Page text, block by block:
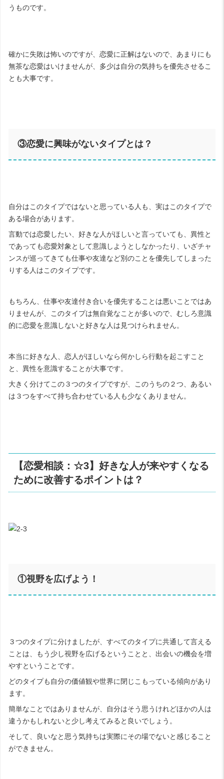
うものです。
確かに失敗は怖いのですが、恋愛に正解はないので、あまりにも
無茶な恋愛はいけませんが、多少は自分の気持ちを優先させるこ
とも大事です。
③恋愛に興味がないタイプとは？
自分はこのタイプではないと思っている人も、実はこのタイプで
ある場合があります。
言動では恋愛したい、好きな人がほしいと言っていても、異性と
であっても恋愛対象として意識しようとしなかったり、いざチャ
ンスが巡ってきても仕事や友達など別のことを優先してしまった
りする人はこのタイプです。
もちろん、仕事や友達付き合いを優先することは悪いことではあ
りませんが、このタイプは無自覚なことが多いので、むしろ意識
的に恋愛を意識しないと好きな人は見つけられません。
本当に好きな人、恋人がほしいなら何かしら行動を起こすこと
と、異性を意識することが大事です。
大きく分けてこの３つのタイプですが、このうちの２つ、あるい
は３つをすべて持ち合わせている人も少なくありません。
【恋愛相談：☆3】好きな人が来やすくなる
ために改善するポイントは？
①視野を広げよう！
３つのタイプに分けましたが、すべてのタイプに共通して言える
ことは、もう少し視野を広げるということと、出会いの機会を増
やすということです。
どのタイプも自分の価値観や世界に閉じこもっている傾向があり
ます。
簡単なことではありませんが、自分はそう思うけれどほかの人は
違うかもしれないと少し考えてみると良いでしょう。
そして、良いなと思う気持ちは実際にその場でないと感じること
ができません。